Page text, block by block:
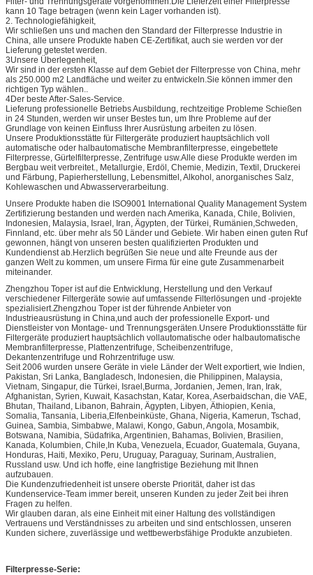
kann 10 Tage betragen (wenn kein Lager vorhanden ist).
2. Technologiefähigkeit,
Wir schließen uns und machen den Standard der Filterpresse Industrie in
China, alle unsere Produkte haben CE-Zertifikat, auch sie werden vor der
Lieferung getestet werden.
3Unsere Überlegenheit,
Wir sind in der ersten Klasse auf dem Gebiet der Filterpresse von China, mehr
als 250.000 m2 Landfläche und weiter zu entwickeln.Sie können immer den
richtigen Typ wählen..
4Der beste After-Sales-Service.
Lieferung professionelle Betriebs Ausbildung, rechtzeitige Probleme Schießen
in 24 Stunden, werden wir unser Bestes tun, um Ihre Probleme auf der
Grundlage von keinen Einfluss Ihrer Ausrüstung arbeiten zu lösen.
Unsere Produktionsstätte für Filtergeräte produziert hauptsächlich voll
automatische oder halbautomatische Membranfilterpresse, eingebettete
Filterpresse, Gürtelfilterpresse, Zentrifuge usw.Alle diese Produkte werden im
Bergbau weit verbreitet., Metallurgie, Erdöl, Chemie, Medizin, Textil, Druckerei
und Färbung, Papierherstellung, Lebensmittel, Alkohol, anorganisches Salz,
Kohlewaschen und Abwasserverarbeitung.
Unsere Produkte haben die ISO9001 International Quality Management System
Zertifizierung bestanden und werden nach Amerika, Kanada, Chile, Bolivien,
Indonesien, Malaysia, Israel, Iran, Ägypten, der Türkei, Rumänien,Schweden,
Finnland, etc. über mehr als 50 Länder und Gebiete. Wir haben einen guten Ruf
gewonnen, hängt von unseren besten qualifizierten Produkten und
Kundendienst ab.Herzlich begrüßen Sie neue und alte Freunde aus der
ganzen Welt zu kommen, um unsere Firma für eine gute Zusammenarbeit
miteinander.
Zhengzhou Toper ist auf die Entwicklung, Herstellung und den Verkauf
verschiedener Filtergeräte sowie auf umfassende Filterlösungen und -projekte
spezialisiert.Zhengzhou Toper ist der führende Anbieter von
Industrieausrüstung in China,und auch der professionelle Export- und
Dienstleister von Montage- und Trennungsgeräten.Unsere Produktionsstätte für
Filtergeräte produziert hauptsächlich vollautomatische oder halbautomatische
Membranfilterpresse, Plattenzentrifuge, Scheibenzentrifuge,
Dekantenzentrifuge und Rohrzentrifuge usw.
Seit 2006 wurden unsere Geräte in viele Länder der Welt exportiert, wie Indien,
Pakistan, Sri Lanka, Bangladesch, Indonesien, die Philippinen, Malaysia,
Vietnam, Singapur, die Türkei, Israel,Burma, Jordanien, Jemen, Iran, Irak,
Afghanistan, Syrien, Kuwait, Kasachstan, Katar, Korea, Aserbaidschan, die VAE,
Bhutan, Thailand, Libanon, Bahrain, Ägypten, Libyen, Äthiopien, Kenia,
Somalia, Tansania, Liberia,Elfenbeinküste, Ghana, Nigeria, Kamerun, Tschad,
Guinea, Sambia, Simbabwe, Malawi, Kongo, Gabun, Angola, Mosambik,
Botswana, Namibia, Südafrika, Argentinien, Bahamas, Bolivien, Brasilien,
Kanada, Kolumbien, Chile,In Kuba, Venezuela, Ecuador, Guatemala, Guyana,
Honduras, Haiti, Mexiko, Peru, Uruguay, Paraguay, Surinam, Australien,
Russland usw. Und ich hoffe, eine langfristige Beziehung mit Ihnen
aufzubauen.
Die Kundenzufriedenheit ist unsere oberste Priorität, daher ist das
Kundenservice-Team immer bereit, unseren Kunden zu jeder Zeit bei ihren
Fragen zu helfen.
Wir glauben daran, als eine Einheit mit einer Haltung des vollständigen
Vertrauens und Verständnisses zu arbeiten und sind entschlossen, unseren
Kunden sichere, zuverlässige und wettbewerbsfähige Produkte anzubieten.
Filterpresse-Serie: